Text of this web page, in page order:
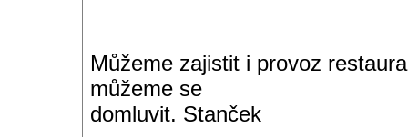
Můžeme zajistit i provoz
můžeme se
domluvit. Stanček